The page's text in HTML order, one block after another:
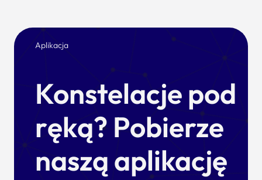
Aplikacja
Konstelacje pod
ręką? Pobierze
naszą aplikację